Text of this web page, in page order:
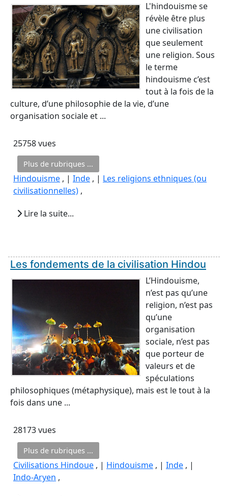
L'hindouisme se
révèle être plus
une civilisation
que seulement
une religion. Sous
le terme
hindouisme c’est
tout à la fois de la
culture, d’une philosophie de la vie, d’une
organisation sociale et ...
25758 vues
Plus de rubriques ...
Hindouisme , | Inde , | Les religions ethniques (ou
civilisationnelles) ,
Lire la suite...
Les fondements de la civilisation Hindou
L’Hindouisme,
n’est pas qu’une
religion, n’est pas
qu’une
organisation
sociale, n’est pas
que porteur de
valeurs et de
spéculations
philosophiques (métaphysique), mais est le tout à la
fois dans une ...
28173 vues
Plus de rubriques ...
Civilisations Hindoue , | Hindouisme , | Inde , |
Indo-Aryen ,